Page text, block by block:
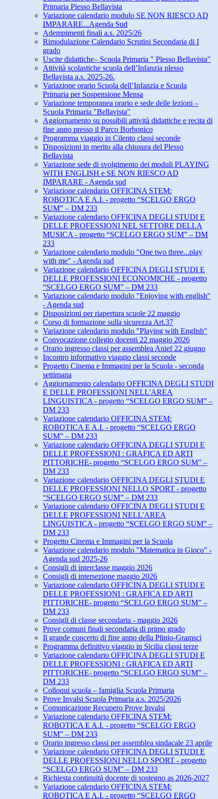
Primaria Plesso Bellavista
Variazione calendario modulo SE NON RIESCO AD
IMPARARE...Agenda Sud
Adempimenti finali a.s. 2025/26
Rimodulazione Calendario Scrutini Secondaria di I
grado
Uscite didattiche– Scuola Primaria " Plesso Bellavista"
Attività scolastiche scuola dell’Infanzia plesso
Bellavista a.s. 2025-26.
Variazione orario Scuola dell’Infanzia e Scuola
Primaria per Sospensione Mensa
Variazione temporanea orario e sede delle lezioni –
Scuola Primaria "Bellavista"
Aggiornamento su possibili attività didattiche e recita di
fine anno presso il Parco Borbonico
Programma viaggio in Cilento classi seconde
Disposizioni in merito alla chiusura del Plesso
Bellavista
Variazione sede di svolgimento dei moduli PLAYING
WITH ENGLISH e SE NON RIESCO AD
IMPARARE - Agenda sud
Variazione calendario OFFICINA STEM:
ROBOTICA E A.I. - progetto “SCELGO ERGO
SUM” – DM 233
Variazione calendario OFFICINA DEGLI STUDI E
DELLE PROFESSIONI NEL SETTORE DELLA
MUSICA - progetto “SCELGO ERGO SUM” – DM
233
Variazione calendario modulo "One two three...play
with me" - Agenda sud
Variazione calendario OFFICINA DEGLI STUDI E
DELLE PROFESSIONI ECONOMICHE - progetto
“SCELGO ERGO SUM” – DM 233
Variazione calendario modulo "Enjoying with english"
- Agenda sud
Disposizioni per riapertura scuole 22 maggio
Corso di formazione sulla sicurezza Art.37
Variazione calendario modulo "Playing with English"
Convocazione collegio docenti 22 maggio 2026
Orario ingresso classi per assemblea Anief 22 giugno
Incontro informativo viaggio classi seconde
Progetto Cinema e Immagini per la Scuola - seconda
settimana
Aggiornamento calendario OFFICINA DEGLI STUDI
E DELLE PROFESSIONI NELL'AREA
LINGUISTICA - progetto “SCELGO ERGO SUM” –
DM 233
Variazione calendario OFFICINA STEM:
ROBOTICA E A.I. - progetto “SCELGO ERGO
SUM” – DM 233
Variazione calendario OFFICINA DEGLI STUDI E
DELLE PROFESSIONI : GRAFICA ED ARTI
PITTORICHE- progetto “SCELGO ERGO SUM” –
DM 233
Variazione calendario OFFICINA DEGLI STUDI E
DELLE PROFESSIONI NELLO SPORT - progetto
“SCELGO ERGO SUM” – DM 233
Variazione calendario OFFICINA DEGLI STUDI E
DELLE PROFESSIONI NELL'AREA
LINGUISTICA - progetto “SCELGO ERGO SUM” –
DM 233
Progetto Cinema e Immagini per la Scuola
Variazione calendario modulo "Matematica in Gioco" -
Agenda sud 2025-26
Consigli di interclasse maggio 2026
Consigli di intersezione maggio 2026
Variazione calendario OFFICINA DEGLI STUDI E
DELLE PROFESSIONI : GRAFICA ED ARTI
PITTORICHE- progetto “SCELGO ERGO SUM” –
DM 233
Consigli di classe secondaria - maggio 2026
Prove comuni finali secondaria di primo grado
Il grande concerto di fine anno della Plinio-Gramsci
Programma definitivo viaggio in Sicilia classi terze
Variazione calendario OFFICINA DEGLI STUDI E
DELLE PROFESSIONI : GRAFICA ED ARTI
PITTORICHE- progetto “SCELGO ERGO SUM” –
DM 233
Colloqui scuola – famiglia Scuola Primaria
Prove Invalsi Scuola Primaria a.s. 2025/2026
Comunicazione Recupero Prove Invalsi
Variazione calendario OFFICINA STEM:
ROBOTICA E A.I. - progetto “SCELGO ERGO
SUM” – DM 233
Orario ingresso classi per assemblea sindacale 23 aprile
Variazione calendario OFFICINA DEGLI STUDI E
DELLE PROFESSIONI NELLO SPORT - progetto
“SCELGO ERGO SUM” – DM 233
Richiesta continuità docente di sostegno as 2026-2027
Variazione calendario OFFICINA STEM:
ROBOTICA E A.I. - progetto “SCELGO ERGO